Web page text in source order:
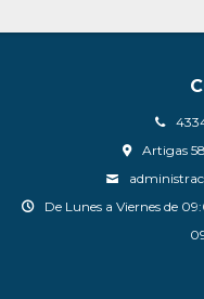
Artigas
De Lunes a Viernes de